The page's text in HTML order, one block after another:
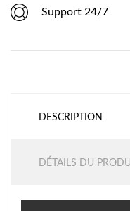
Support 24/7
DESCRIPTION
DÉTAILS DU